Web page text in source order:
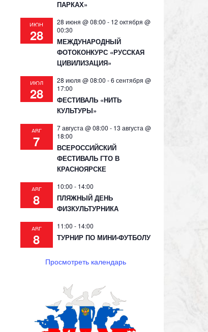
ПАРКАХ»
ИЮН
28
28 июня @ 08:00 - 12 октября @
00:30
МЕЖДУНАРОДНЫЙ
ФОТОКОНКУРС «РУССКАЯ
ЦИВИЛИЗАЦИЯ»
ИЮЛ
28
28 июля @ 08:00 -6 сентября @
17:00
ФЕСТИВАЛЬ «НИТЬ
КУЛЬТУРЫ»
АВГ
7
7 августа @ 08:00 - 13 августа @
18:00
ВСЕРОССИЙСКИЙ
ФЕСТИВАЛЬ ГТО В
КРАСНОЯРСКЕ
АВГ
8
10:00 - 14:00
ПЛЯЖНЫЙ ДЕНЬ
ФИЗКУЛЬТУРНИКА
АВГ
8
11:00 - 14:00
ТУРНИР ПО МИНИ-ФУТБОЛУ
Просмотреть календарь